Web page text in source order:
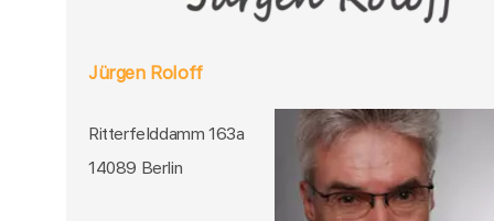
Jürgen Roloff
Ritterfelddamm 163a
14089 Berlin